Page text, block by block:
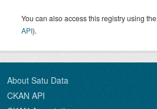
You can also access this registry using the
API).
About Satu Data
CKAN API